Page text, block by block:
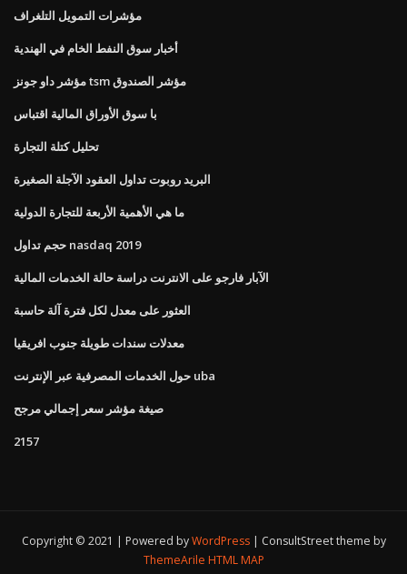
مؤشرات التمويل التلغراف
أخبار سوق النفط الخام في الهندية
مؤشر داو جونز tsm مؤشر الصندوق
با سوق الأوراق المالية اقتباس
تحليل كتلة التجارة
البريد روبوت تداول العقود الآجلة الصغيرة
ما هي الأهمية الأربعة للتجارة الدولية
حجم تداول nasdaq 2019
الآبار فارجو على الانترنت دراسة حالة الخدمات المالية
العثور على معدل لكل فترة آلة حاسبة
معدلات سندات طويلة جنوب افريقيا
حول الخدمات المصرفية عبر الإنترنت uba
صيغة مؤشر سعر إجمالي مرجح
2157
Copyright © 2021 | Powered byWordPress
ConsultStreet theme by
ThemeArile HTML MAP